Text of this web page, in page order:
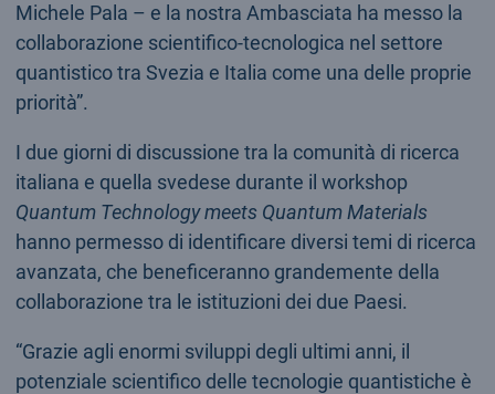
Michele Pala – e la nostra Ambasciata ha messo la
collaborazione scientifico-tecnologica nel settore
quantistico tra Svezia e Italia come una delle proprie
priorità”.
I due giorni di discussione tra la comunità di ricerca
italiana e quella svedese durante il workshop
Quantum Technology meets Quantum Materials
hanno permesso di identificare diversi temi di ricerca
avanzata, che beneficeranno grandemente della
collaborazione tra le istituzioni dei due Paesi.
“Grazie agli enormi sviluppi degli ultimi anni, il
potenziale scientifico delle tecnologie quantistiche è